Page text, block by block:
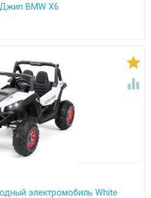
BMW X6


электромобиль White